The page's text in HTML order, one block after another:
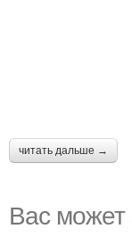
читать дальше →
Вас может